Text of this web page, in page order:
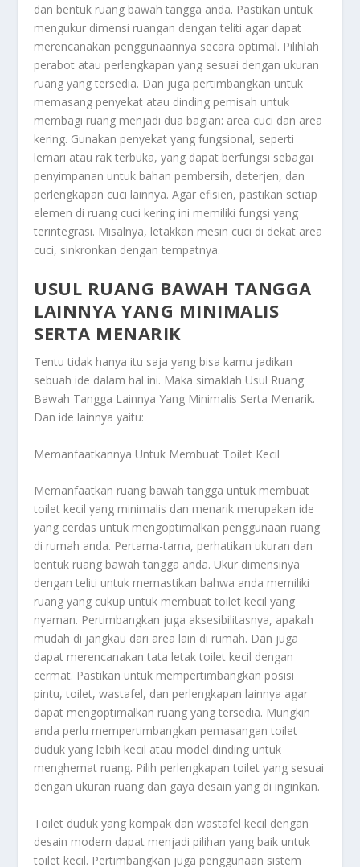
dan bentuk ruang bawah tangga anda. Pastikan untuk
mengukur dimensi ruangan dengan teliti agar dapat
merencanakan penggunaannya secara optimal. Pilihlah
perabot atau perlengkapan yang sesuai dengan ukuran
ruang yang tersedia. Dan juga pertimbangkan untuk
memasang penyekat atau dinding pemisah untuk
membagi ruang menjadi dua bagian: area cuci dan area
kering. Gunakan penyekat yang fungsional, seperti
lemari atau rak terbuka, yang dapat berfungsi sebagai
penyimpanan untuk bahan pembersih, deterjen, dan
perlengkapan cuci lainnya. Agar efisien, pastikan setiap
elemen di ruang cuci kering ini memiliki fungsi yang
terintegrasi. Misalnya, letakkan mesin cuci di dekat area
cuci, sinkronkan dengan tempatnya.
USUL RUANG BAWAH TANGGA
LAINNYA YANG MINIMALIS
SERTA MENARIK
Tentu tidak hanya itu saja yang bisa kamu jadikan
sebuah ide dalam hal ini. Maka simaklah Usul Ruang
Bawah Tangga Lainnya Yang Minimalis Serta Menarik.
Dan ide lainnya yaitu:
Memanfaatkannya Untuk Membuat Toilet Kecil
Memanfaatkan ruang bawah tangga untuk membuat
toilet kecil yang minimalis dan menarik merupakan ide
yang cerdas untuk mengoptimalkan penggunaan ruang
di rumah anda. Pertama-tama, perhatikan ukuran dan
bentuk ruang bawah tangga anda. Ukur dimensinya
dengan teliti untuk memastikan bahwa anda memiliki
ruang yang cukup untuk membuat toilet kecil yang
nyaman. Pertimbangkan juga aksesibilitasnya, apakah
mudah di jangkau dari area lain di rumah. Dan juga
dapat merencanakan tata letak toilet kecil dengan
cermat. Pastikan untuk mempertimbangkan posisi
pintu, toilet, wastafel, dan perlengkapan lainnya agar
dapat mengoptimalkan ruang yang tersedia. Mungkin
anda perlu mempertimbangkan pemasangan toilet
duduk yang lebih kecil atau model dinding untuk
menghemat ruang. Pilih perlengkapan toilet yang sesuai
dengan ukuran ruang dan gaya desain yang di inginkan.
Toilet duduk yang kompak dan wastafel kecil dengan
desain modern dapat menjadi pilihan yang baik untuk
toilet kecil. Pertimbangkan juga penggunaan sistem